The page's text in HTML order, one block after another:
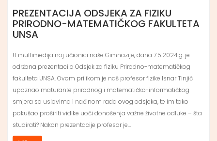
PREZENTACIJA ODSJEKA ZA FIZIKU
PRIRODNO-MATEMATIČKOG FAKULTETA
UNSA
U multimedijalnoj učionici naše Gimnazije, dana 7.5.2024.g. je
održana prezentacija Odsjek za fiziku Prirodno-matematičkog
fakulteta UNSA. Ovom prilikom je naš profesor fizike Isnar Tinjić
upoznao maturante prirodnog i matematičko-informatičkog
smjera sa uslovima i načinom rada ovog odsjeka, te im tako
pokušao proširiti vidike uoči donošenja važne životne odluke – šta
studirati? Nakon prezentacije profesor je…